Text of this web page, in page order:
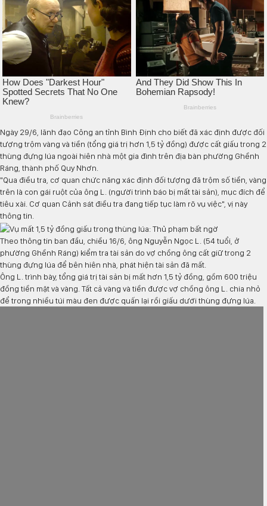
Ngày 29/6, lãnh đạo Công an tỉnh Bình Định cho biết đã xác định được đối
tượng trộm vàng và tiền (tổng giá trị hơn 1,5 tỷ đồng) được cất giấu trong 2
thùng đựng lúa ngoài hiên nhà một gia đình trên địa bàn phường Ghềnh
Ráng, thành phố Quy Nhơn.
"Qua điều tra, cơ quan chức năng xác định đối tượng đã trộm số tiền, vàng
trên là con gái ruột của ông L. (người trình báo bị mất tài sản), mục đích để
tiêu xài. Cơ quan Cảnh sát điều tra đang tiếp tục làm rõ vụ việc", vị này
thông tin.
Theo thông tin ban đầu, chiều 16/6, ông Nguyễn Ngọc L. (54 tuổi, ở
phường Ghềnh Ráng) kiểm tra tài sản do vợ chồng ông cất giữ trong 2
thùng đựng lúa để bên hiên nhà, phát hiện tài sản đã mất.
Ông L. trình bày, tổng giá trị tài sản bị mất hơn 1,5 tỷ đồng, gồm 600 triệu
đồng tiền mặt và vàng. Tất cả vàng và tiền được vợ chồng ông L. chia nhỏ
để trong nhiều túi màu đen được quấn lại rồi giấu dưới thùng đựng lúa.